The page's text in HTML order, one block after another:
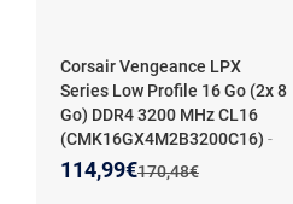
Corsair Vengeance LPX
Series Low Profile 16 Go (2x 8
Go) DDR4 3200 MHz CL16
(CMK16GX4M2B3200C16) -
Kit Dual Channel 2 barrettes de
RAM DDR4 PC4-25600 -
Ancien prix :
170,48€
Nouveau prix :
114,99€
Réduction de :